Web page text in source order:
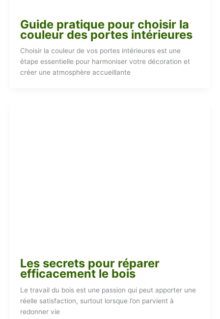
Guide pratique pour choisir la
couleur des portes intérieures
Choisir la couleur de vos portes intérieures est une
étape essentielle pour harmoniser votre décoration et
créer une atmosphère accueillante
Les secrets pour réparer
efficacement le bois
Le travail du bois est une passion qui peut apporter une
réelle satisfaction, surtout lorsque l’on parvient à
redonner vie